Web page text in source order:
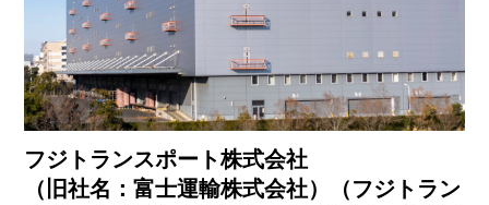
フジトランスポート株式会社
（旧社名：富士運輸株式会社）（フジトラン